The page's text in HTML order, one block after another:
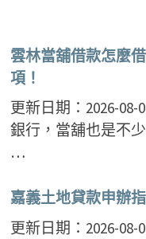
雲林當舖借款怎麼
項！
更新日期：2026-
銀行，當舖也是不
…
嘉義土地貸款申辦
更新日期：2026-